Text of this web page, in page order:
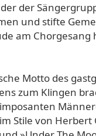
der
und stifte
am
Motto des
zum Klingen
Stile von